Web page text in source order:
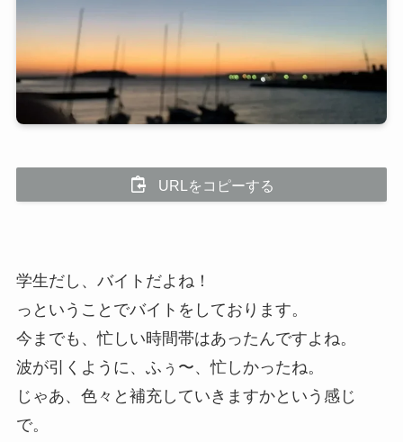
URLをコピーする
学生だし、バイトだよね！
っということでバイトをしております。
今までも、忙しい時間帯はあったんですよね。
波が引くように、ふぅ〜、忙しかったね。
じゃあ、色々と補充していきますかという感じ
で。